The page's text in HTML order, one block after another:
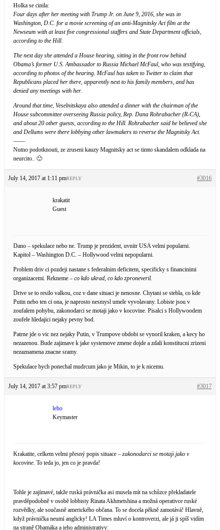
Holka se cinila:
Four days after her meeting with Trump Jr. on June 9, 2016, she was in
Washington, D.C. for a movie screening of an anti-Magnitsky Act film at the
Newseum with at least five congressional staffers and State Department officials,
according to the Hill.
The next day she attended a House hearing, sitting in the front row behind
Obama’s former U.S. Ambassador to Russia Michael McFaul, who was testifying,
according to photos of the hearing. McFaul has taken to Twitter to claim that
Republicans placed her there, apparently next to his family members, and has
denied any meetings with her.
Around that time, Veselnitskaya also attended a dinner with the chairman of the
House subcommittee overseeing Russia policy, Rep. Dana Rohrabacher (R-CA),
and about 20 other guests, according to the Hill. Rohrabacher said he believed she
and Dellums were there lobbying other lawmakers to reverse the Magnitsky Act.
——
Nutno podotknouti, ze zruseni kauzy Magnitsky act se timto skandalem odklada na
neurcito.. 🙂
July 14, 2017 at 1:11 pm #3016
REPLY
krakatit
Guest
Dano – spekulace nebo ne. Trump je prezident, uvnitr USA velmi popularni.
Kapitol – Washington D.C. – Hollywood velmi nepopularni.
Problem driv ci pozdeji nastane s federalnim deficitem, specificky s financinimi
organizacemi. Rekneme – co kdo ukrad, co kdo zproneveril
Drive se to resilo valkou, coz v dane situaci je nenosne. Chytani se stebla, co kde
Putin nebo ten ci ona, je naprosto nesmysl umele vyvolavany. Lobiste jsou v
zoufalem pohybu, zakonodarci se motaji jako v kocovine. Pisalci s Hollywoodem
zoufele hledajici nejaky pevny bod.
Patrne jde o vic nez nejaky Putin, v Trumpove obdobi se vynoril kraken, a kecy ho
nezazenou. Bude zajimave k jake systemove zmene dojde a zdali konstitucni zrizeni
nezaznamena znacne sramy.
Spekulace bych ponechal mudrcum jako je Mikin, to je k nicemu.
July 14, 2017 at 3:57 pm #3017
REPLY
leho
Keymaster
Krakatite, celkem velmi přesný popis situace – zakonodarci se motaji jako v
kocovine . To teda jo, jen co je pravda!
Tohle je zajímavé, takže ruská právnička asi musela mít na schůzce překladatele
pravděpodobně v osobě lobbisty Rinata Akhmetshina a možná operativce ruské
rozvědky, ale současně amerického občana. To se docela pěkně zamotává! Hlavně,
když právnička neumí anglicky! LA Times mluví o kontroverzi, ale já ji spíš vidím
na straně Obamáka a jeho administrativy: